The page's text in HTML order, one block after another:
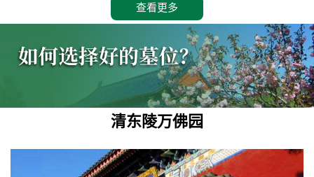
查看更多
清东陵万佛园